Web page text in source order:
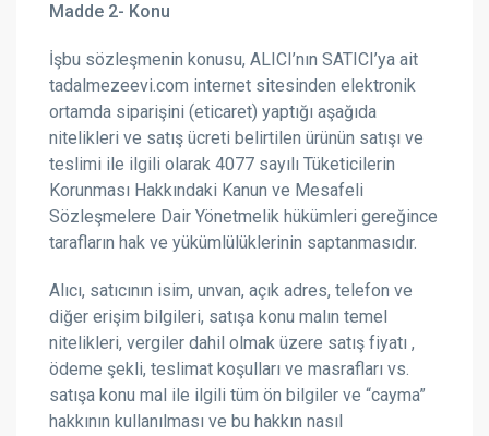
Madde 2- Konu
İşbu sözleşmenin konusu, ALICI’nın SATICI’ya ait
tadalmezeevi.com internet sitesinden elektronik
ortamda siparişini (eticaret) yaptığı aşağıda
nitelikleri ve satış ücreti belirtilen ürünün satışı ve
teslimi ile ilgili olarak 4077 sayılı Tüketicilerin
Korunması Hakkındaki Kanun ve Mesafeli
Sözleşmelere Dair Yönetmelik hükümleri gereğince
tarafların hak ve yükümlülüklerinin saptanmasıdır.
Alıcı, satıcının isim, unvan, açık adres, telefon ve
diğer erişim bilgileri, satışa konu malın temel
nitelikleri, vergiler dahil olmak üzere satış fiyatı ,
ödeme şekli, teslimat koşulları ve masrafları vs.
satışa konu mal ile ilgili tüm ön bilgiler ve “cayma”
hakkının kullanılması ve bu hakkın nasıl